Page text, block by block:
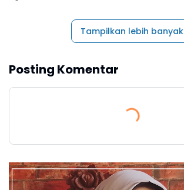
Tampilkan lebih banyak
Posting Komentar